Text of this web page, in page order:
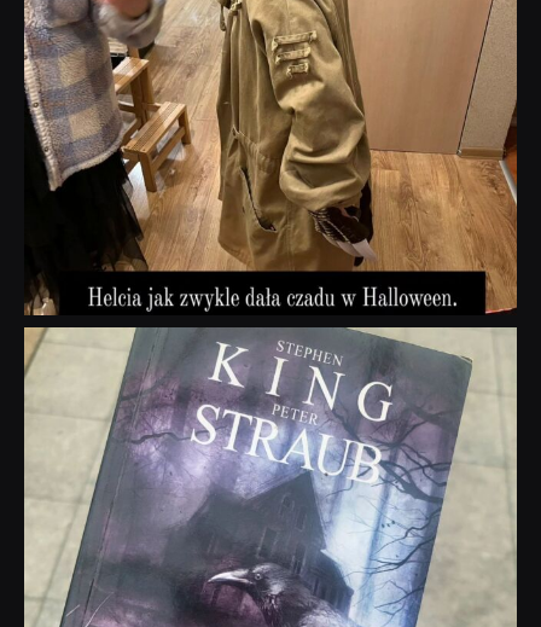
dobryhorror
Wrz 23